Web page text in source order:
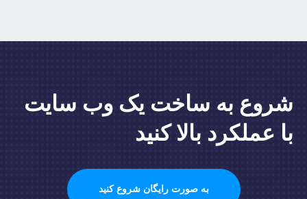
شروع به ساخت یک وب سایت
با عملکرد بالا کنید
به صورت رایگان شروع کنید